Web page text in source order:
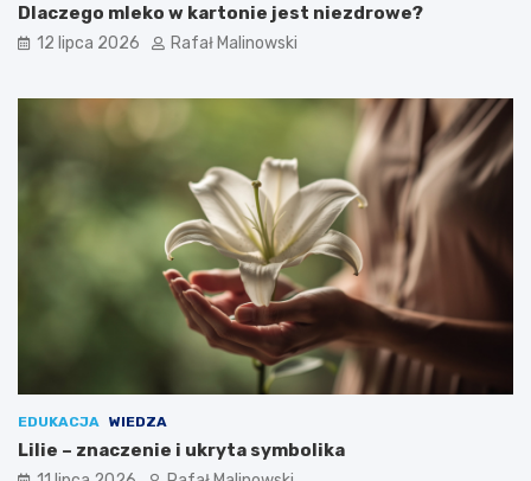
Dlaczego mleko w kartonie jest niezdrowe?
12 lipca 2026 Rafał Malinowski
EDUKACJA WIEDZA
Lilie – znaczenie i ukryta symbolika